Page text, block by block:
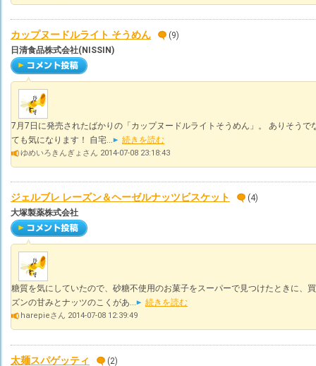
カップヌードルライト そうめん
(9)
日清食品株式会社(NISSIN)
7月7日に発売されたばかりの「カップヌードルライトそうめん」。 ありそう
ても気になります！ 自宅...
続きを読む
ゆめいろきんぎょさん 2014-07-08 23:18:43
ジェルブレ レーズン＆ヘーゼルナッツビスケット
(4)
大塚製薬株式会社
糖質を気にしていたので、砂糖不使用のお菓子をスーパーで見つけたときに、
ズンの甘みとナッツのこくがあ...
続きを読む
harepieさん 2014-07-08 12:39:49
太麺スパゲッティ
(2)